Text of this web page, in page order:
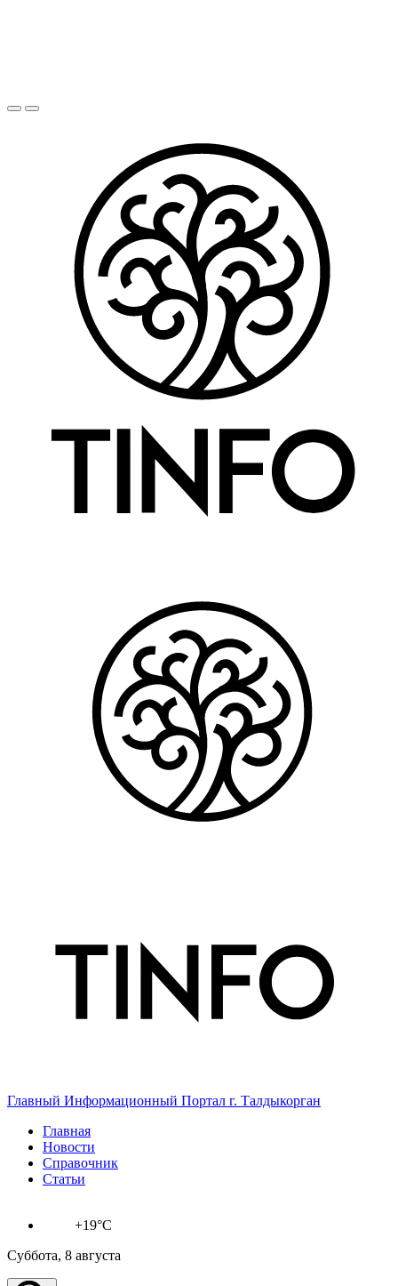
Главный Информационный Портал г. Талдыкорган
Главная
Новости
Справочник
Статьи
+19°C
Суббота, 8 августа